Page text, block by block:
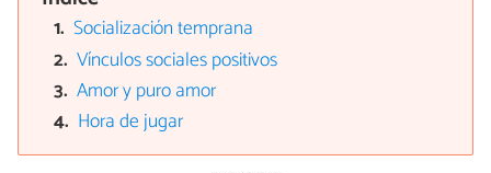
Socialización temprana
Vínculos sociales positivos
Amor y puro amor
Hora de jugar